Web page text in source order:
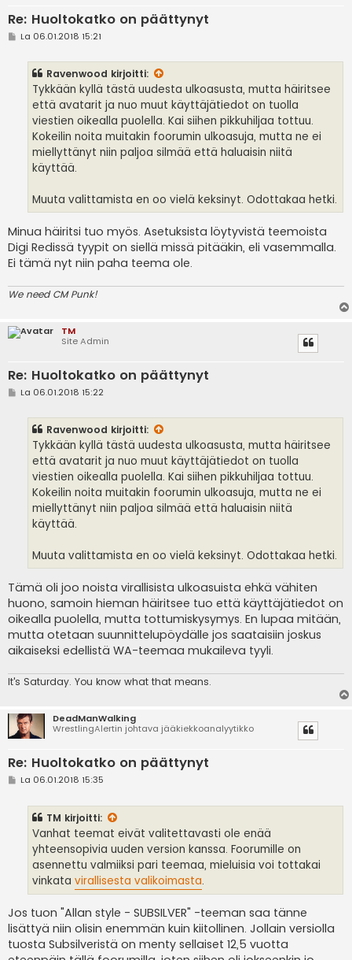
Re: Huoltokatko on päättynyt
VLa 06.01.2018 15:21
Ravenwood kirjoitti:
Tykkään kyllä tästä uudesta ulkoasusta, mutta häiritsee
että avatarit ja nuo muut käyttäjätiedot on tuolla
viestien oikealla puolella. Kai siihen pikkuhiljaa tottuu.
Kokeilin noita muitakin foorumin ulkoasuja, mutta ne ei
miellyttänyt niin paljoa silmää että haluaisin niitä
käyttää.
Muuta valittamista en oo vielä keksinyt. Odottakaa hetki.
Minua häiritsi tuo myös. Asetuksista löytyvistä teemoista
Digi Redissä tyypit on siellä missä pitääkin, eli vasemmalla.
Ei tämä nyt niin paha teema ole.
We need CM Punk!
TM
Site Admin
Re: Huoltokatko on päättynyt
VLa 06.01.2018 15:22
Ravenwood kirjoitti:
Tykkään kyllä tästä uudesta ulkoasusta, mutta häiritsee
että avatarit ja nuo muut käyttäjätiedot on tuolla
viestien oikealla puolella. Kai siihen pikkuhiljaa tottuu.
Kokeilin noita muitakin foorumin ulkoasuja, mutta ne ei
miellyttänyt niin paljoa silmää että haluaisin niitä
käyttää.
Muuta valittamista en oo vielä keksinyt. Odottakaa hetki.
Tämä oli joo noista virallisista ulkoasuista ehkä vähiten
huono, samoin hieman häiritsee tuo että käyttäjätiedot on
oikealla puolella, mutta tottumiskysymys. En lupaa mitään,
mutta otetaan suunnittelupöydälle jos saataisiin joskus
aikaiseksi edellistä WA-teemaa mukaileva tyyli.
It's Saturday. You know what that means.
DeadManWalking
WrestlingAlertin johtava jääkiekkoanalyytikko
Re: Huoltokatko on päättynyt
VLa 06.01.2018 15:35
TM kirjoitti:
Vanhat teemat eivät valitettavasti ole enää
yhteensopivia uuden version kanssa. Foorumille on
asennettu valmiiksi pari teemaa, mieluisia voi tottakai
vinkata virallisesta valikoimasta.
Jos tuon "Allan style - SUBSILVER" -teeman saa tänne
lisättyä niin olisin enemmän kuin kiitollinen. Jollain versiolla
tuosta Subsilveristä on menty sellaiset 12,5 vuotta